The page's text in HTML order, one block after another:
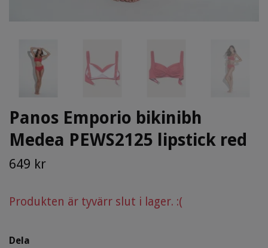
Panos Emporio bikinibh
Medea PEWS2125 lipstick red
649 kr
Produkten är tyvärr slut i lager. :(
Dela